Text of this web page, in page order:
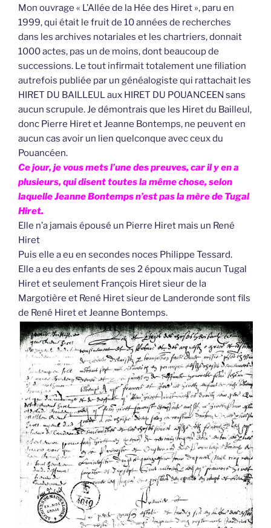
Mon ouvrage « L’Allée de la Hée des Hiret », paru en
1999, qui était le fruit de 10 années de recherches
dans les archives notariales et les chartriers, donnait
1000 actes, pas un de moins, dont beaucoup de
successions. Le tout infirmait totalement une filiation
autrefois publiée par un généalogiste qui rattachait les
HIRET DU BAILLEUL aux HIRET DU POUANCEEN sans
aucun scrupule. Je démontrais que les Hiret du Bailleul,
donc Pierre Hiret et Jeanne Bontemps, ne peuvent en
aucun cas avoir un lien quelconque avec ceux du
Pouancéen.
Ce jour, je vous mets l’une des preuves, car il y en a
plusieurs, qui disent toutes la même chose, selon
laquelle Jeanne Bontemps n’est pas la mère de Tugal
Hiret.
Elle n’a jamais épousé un Pierre Hiret mais un René
Hiret
Puis elle a eu en secondes noces Philippe Tessard.
Elle a eu des enfants de ses 2 époux mais aucun Tugal
Hiret et seulement François Hiret sieur de la
Margotière et René Hiret sieur de Landeronde sont fils
de René Hiret et Jeanne Bontemps.